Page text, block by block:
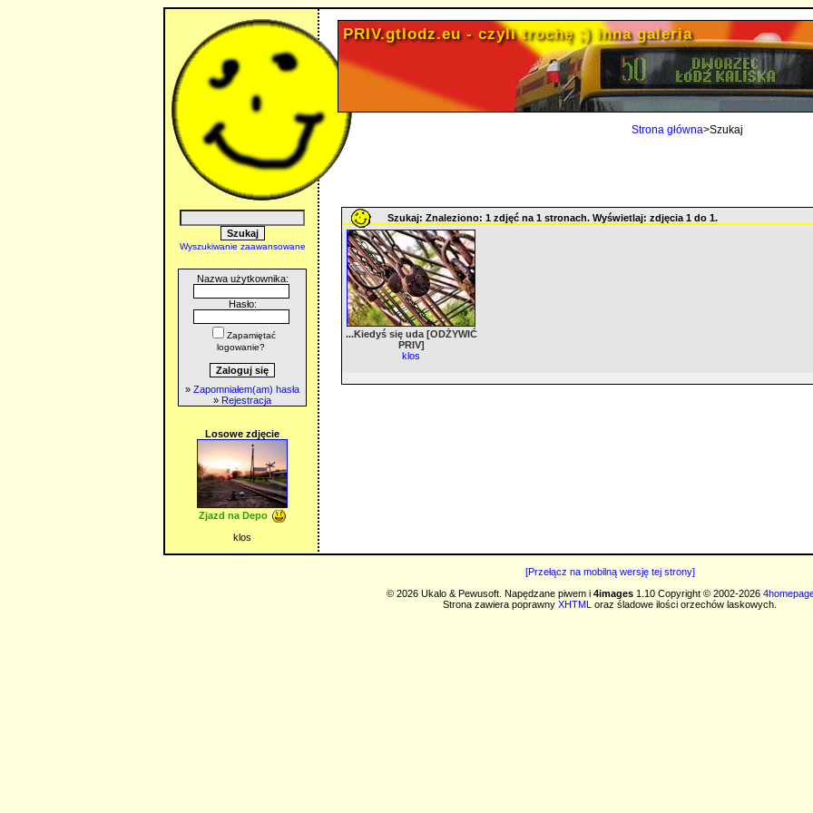
Wyszukiwanie zaawansowane
Nazwa użytkownika:
Hasło:
Zapamiętać
logowanie?
» Zapomniałem(am) hasła
» Rejestracja
Losowe zdjęcie
Zjazd na Depo
klos
PRIV.gtlodz.eu - czyli trochę ;) inna galeria
Strona główna>Szukaj
Szukaj: Znaleziono: 1 zdjęć na 1 stronach. Wyświetlaj: zdjęcia 1 do 1.
...Kiedyś się uda [ODŻYWIĆ
PRIV]
klos
[Przełącz na mobilną wersję tej strony]
© 2026 Ukalo & Pewusoft. Napędzane piwem i 4images1.10 Copyright © 2002-2026
Strona zawiera poprawny XHTML oraz śladowe ilości orzechów laskowych.